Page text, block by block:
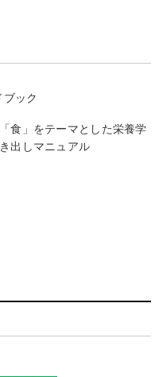
ック
食」をテーマとした栄養学
出しマニュアル